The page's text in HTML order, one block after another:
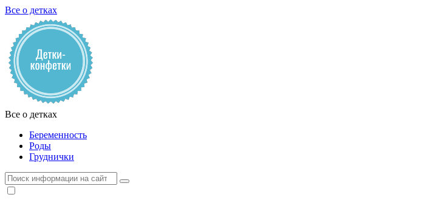
Все о детках
Все о детках
Беременность
Роды
Груднички